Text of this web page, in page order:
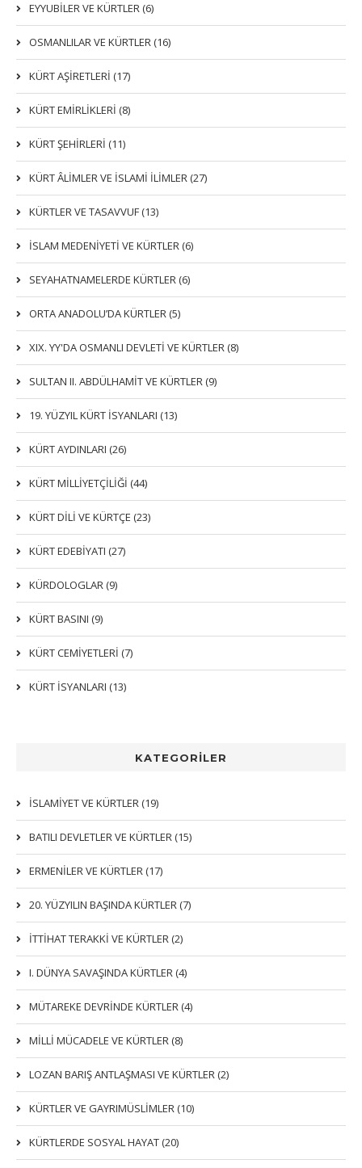
KATEGORİLER
İSLAMIYET VE KÜRTLER (19)
BATILI DEVLETLER VE KÜRTLER (15)
ERMENİLER VE KÜRTLER (17)
20. YÜZYILIN BAŞINDA KÜRTLER (7)
İTTIHAT TERAKKI VE KÜRTLER (2)
I. DÜNYA SAVAŞINDA KÜRTLER (4)
MÜTAREKE DEVRİNDE KÜRTLER (4)
MİLLİ MÜCADELE VE KÜRTLER (8)
LOZAN BARIŞ ANTLAŞMASI VE KÜRTLER (2)
KÜRTLER VE GAYRIMÜSLIMLER (10)
KÜRTLERDE SOSYAL HAYAT (20)
EYYUBİLER VE KÜRTLER (6)
OSMANLILAR VE KÜRTLER (16)
KÜRT AŞİRETLERİ (17)
KÜRT EMİRLİKLERİ (8)
KÜRT ŞEHİRLERİ (11)
KÜRT ÂLİMLER VE İSLAMİ İLİMLER (27)
KÜRTLER VE TASAVVUF (13)
İSLAM MEDENİYETİ VE KÜRTLER (6)
SEYAHATNAMELERDE KÜRTLER (6)
ORTA ANADOLU’DA KÜRTLER (5)
XIX. YY'DA OSMANLI DEVLETI VE KÜRTLER (8)
SULTAN II. ABDÜLHAMİT VE KÜRTLER (9)
19. YÜZYIL KÜRT İSYANLARI (13)
KÜRT AYDINLARI (26)
KÜRT MİLLİYETÇİLİĞİ (44)
KÜRT DİLİ VE KÜRTÇE (23)
KÜRT EDEBİYATI (27)
KÜRDOLOGLAR (9)
KÜRT BASINI (9)
KÜRT CEMİYETLERİ (7)
KÜRT İSYANLARI (13)